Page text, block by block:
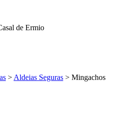
de Ermio
> Aldeias Seguras > Mingachos